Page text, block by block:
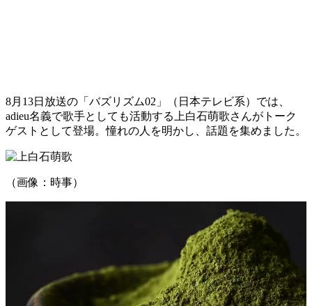
8月13日放送の「バズリズム02」（日本テレビ系）では、
adieu名義で歌手としても活動する上白石萌歌さんがトーク
ゲストとして登場。憧れの人を明かし、話題を集めました。
（画像：時事）